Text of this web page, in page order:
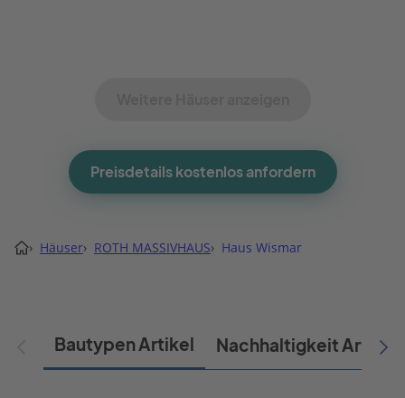
Preisdetails kostenlos anfordern
› Häuser› ROTH MASSIVHAUS› Haus Wismar
Bautypen Artikel Nachhaltigkeit Artikel